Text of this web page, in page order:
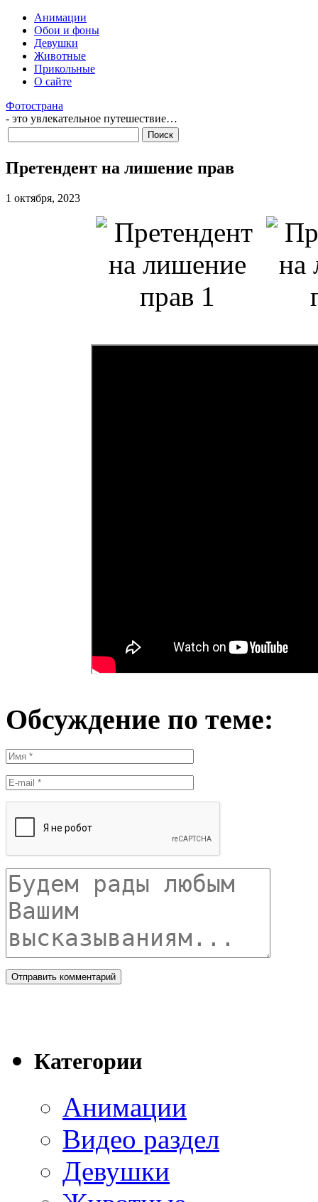
Анимации
Обои и фоны
Девушки
Животные
Прикольные
О сайте
Фотострана
- это увлекательное путешествие…
Претендент на лишение прав
1 октября, 2023
Обсуждение по теме:
Категории
Анимации
Видео раздел
Девушки